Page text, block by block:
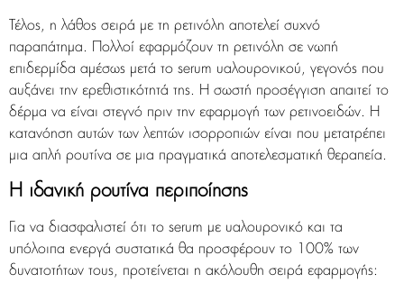
Τέλος, η λάθος σειρά με τη ρετινόλη αποτελεί συχνό
παραπάτημα. Πολλοί εφαρμόζουν τη ρετινόλη σε νωπή
επιδερμίδα αμέσως μετά το serum υαλουρονικού, γεγονός που
αυξάνει την ερεθιστικότητά της. Η σωστή προσέγγιση απαιτεί το
δέρμα να είναι στεγνό πριν την εφαρμογή των ρετινοειδών. Η
κατανόηση αυτών των λεπτών ισορροπιών είναι που μετατρέπει
μια απλή ρουτίνα σε μια πραγματικά αποτελεσματική θεραπεία.
Η ιδανική ρουτίνα περιποίησης
Για να διασφαλιστεί ότι το serum με υαλουρονικό και τα
υπόλοιπα ενεργά συστατικά θα προσφέρουν το 100% των
δυνατοτήτων τους, προτείνεται η ακόλουθη σειρά εφαρμογής: